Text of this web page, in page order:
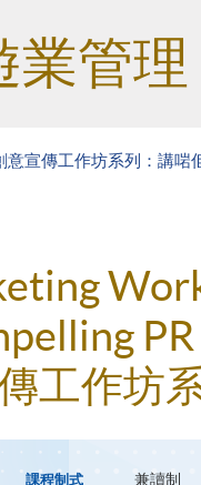
業管理
意宣傳工作坊系列：講啱
工作坊
課程制式 兼讀制